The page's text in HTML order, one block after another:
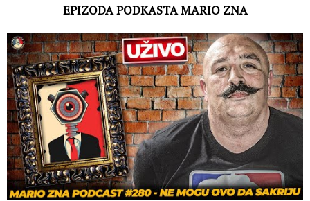
EPIZODA PODKASTA MARIO ZNA